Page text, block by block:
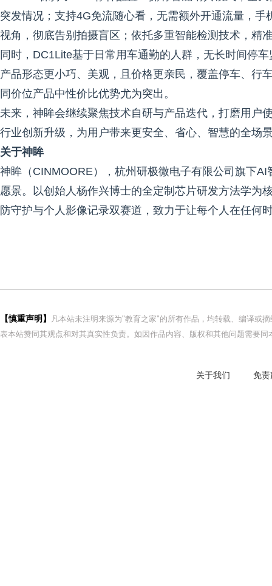
突发情况；支持4G免流随心看，无需额外开通流量，
视角，彻底告别拍摄盲区；依托多重智能检测技术，精
同时，DC1Lite基于日常用车通勤的人群，无长时间停
产品形态更小巧、美观，且价格更亲民，覆盖停车、行
同价位产品中性价比优势尤为突出。
未来，神眸会继续聚焦技术自研与产品迭代，打磨用户
行业创新升级，为用户带来更安全、省心、智慧的全场
关于神眸
神眸（CINMOORE），杭州研极微电子有限公司旗下
愿景。以创始人杨作兴博士的全定制芯片研发方法学为
防守护与个人影像记录双赛道，致力于让每个人在任何
【慎重声明】
凡本站未注明来源为"教育之家"的所有作品，均转载、编译或
表本站赞同其观点和对其真实性负责。如因作品内容、版权和其他问题需要
关于我们 免责